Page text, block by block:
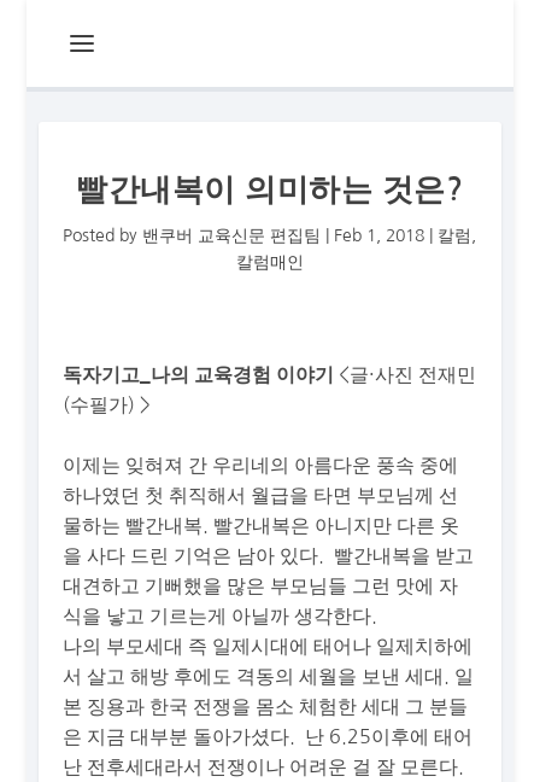
빨간내복이 의미하는 것은?
Posted by 밴쿠버 교육신문 편집팀 Feb 1, 2018 칼럼
칼럼매인
독자기고_나의 교육경험 이야기 <글·사진 전재민
(수필가) >
이제는 잊혀져 간 우리네의 아름다운 풍속 중에
하나였던 첫 취직해서 월급을 타면 부모님께 선
물하는 빨간내복. 빨간내복은 아니지만 다른 옷
을 사다 드린 기억은 남아 있다. 빨간내복을 받고
대견하고 기뻐했을 많은 부모님들 그런 맛에 자
식을 낳고 기르는게 아닐까 생각한다.
나의 부모세대 즉 일제시대에 태어나 일제치하에
서 살고 해방 후에도 격동의 세월을 보낸 세대. 일
본 징용과 한국 전쟁을 몸소 체험한 세대 그 분들
은 지금 대부분 돌아가셨다. 난 6.25이후에 태어
난 전후세대라서 전쟁이나 어려운 걸 잘 모른다.